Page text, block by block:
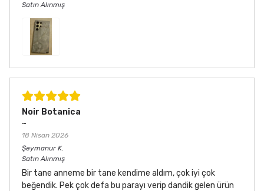
Satın Alınmış
Noir Botanica
~
18 Nisan 2026
Şeymanur K.
Satın Alınmış
Bir tane anneme bir tane kendime aldım, çok iyi çok
beğendik. Pek çok defa bu parayı verip dandik gelen ürün